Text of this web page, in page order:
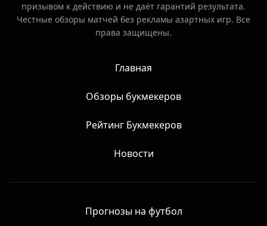
призывом к действию и не даёт гарантий результата.
Честные обзоры матчей без рекламы азартных игр. Все
права защищены.
Главная
Обзоры букмекеров
Рейтинг Букмекеров
Новости
Прогнозы на футбол